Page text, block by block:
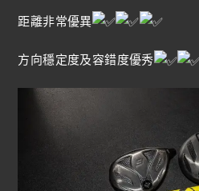
距離非常優異
方向穩定度及容錯度優秀